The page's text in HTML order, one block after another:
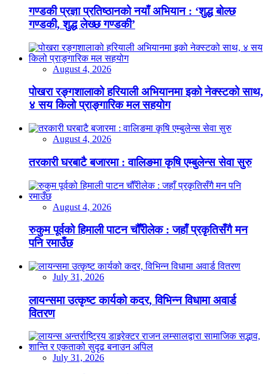
गण्डकी प्रज्ञा प्रतिष्ठानको नयाँ अभियान : ‘शुद्ध बोल्छ
गण्डकी, शुद्ध लेख्छ गण्डकी’
August 4, 2026
पोखरा रङ्गशालाको हरियाली अभियानमा इको नेक्स्टको साथ,
४ सय किलो प्राङ्गारिक मल सहयोग
August 4, 2026
तरकारी घरबाटै बजारमा : वालिङमा कृषि एम्बुलेन्स सेवा सुरु
August 4, 2026
रुकुम पूर्वको हिमाली पाटन चौँरीलेक : जहाँ प्रकृतिसँगै मन
पनि रमाउँछ
July 31, 2026
लायन्समा उत्कृष्ट कार्यको कदर, विभिन्न विधामा अवार्ड
वितरण
July 31, 2026